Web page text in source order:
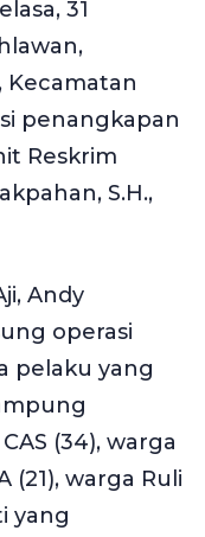
31
Kecamatan
penangkapan
Reskrim
S.H.,
Andy
operasi
pelaku yang
(34), warga
(21), warga Ruli
yang